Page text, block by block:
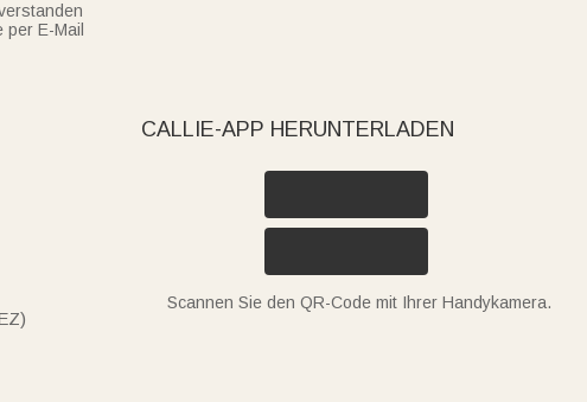
per E-Mail
CALLIE-APP HERUNTERLADEN
Scannen Sie den QR-Code mit Ihrer Handykamera.